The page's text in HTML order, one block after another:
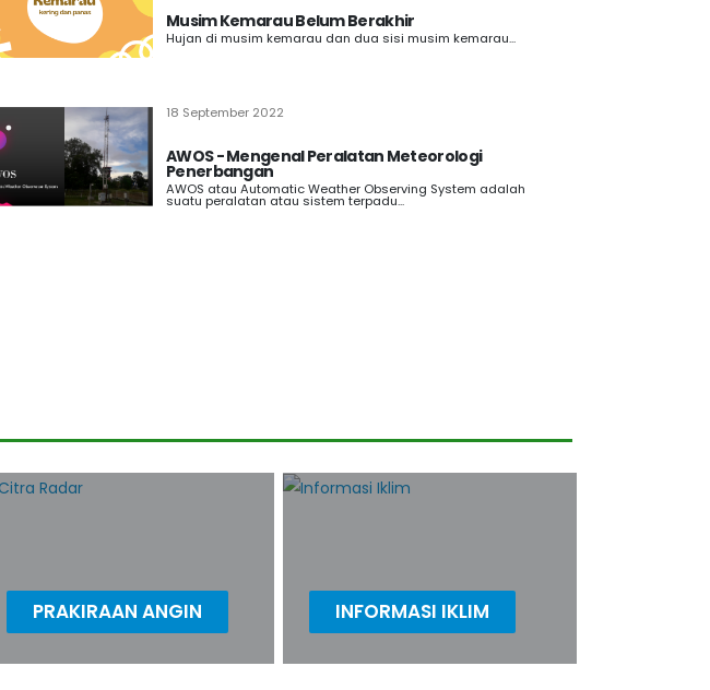
Musim Kemarau Belum Berakhir
Hujan di musim kemarau dan dua sisi musim kemarau...
18 September 2022
AWOS - Mengenal Peralatan Meteorologi
Penerbangan
AWOS atau Automatic Weather Observing System adalah
suatu peralatan atau sistem terpadu...
PRAKIRAAN ANGIN
Prakiraan Angin Wilayah
INFORMASI IKLIM
Informasi Iklim WIlayah Indonesia